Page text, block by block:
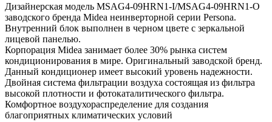
Дизайнерская модель MSAG4-09HRN1-I/MSAG4-09HRN1-O
заводского бренда Midea неинверторной серии Persona.
Внутренний блок выполнен в черном цвете с зеркальной
лицевой панелью.
Корпорация Midea занимает более 30% рынка систем
кондиционирования в мире. Оригинальный заводской бренд.
Данный кондиционер имеет высокий уровень надежности.
Двойная система фильтрации воздуха состоящая из фильтра
высокой плотности и фотокаталитического фильтра.
Комфортное воздухораспределение для создания
благоприятных климатических условий